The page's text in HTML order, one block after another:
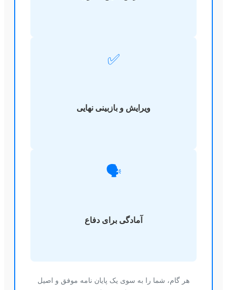
✅
ویرایش و بازبینی نهایی
🗣️
آمادگی برای دفاع
هر گام، شما را به سوی یک پایان نامه موفق و اصیل